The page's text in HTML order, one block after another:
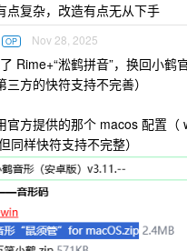
点复杂，改造有点无从下手
OP Nov 28, 2025
Rime+“淞鹤拼音”，换回小鹤
方的快符支持不完善）
官方提供的那个 macos 配置（
同样快符支持不完整）